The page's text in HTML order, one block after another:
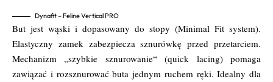
Dynafit – Feline Vertical PRO
But jest wąski i dopasowany do stopy (Minimal Fit system).
Elastyczny zamek zabezpiecza sznurówkę przed przetarciem.
Mechanizm „szybkie sznurowanie“ (quick lacing) pomaga
zawiązać i rozsznurować buta jednym ruchem ręki. Idealny dla